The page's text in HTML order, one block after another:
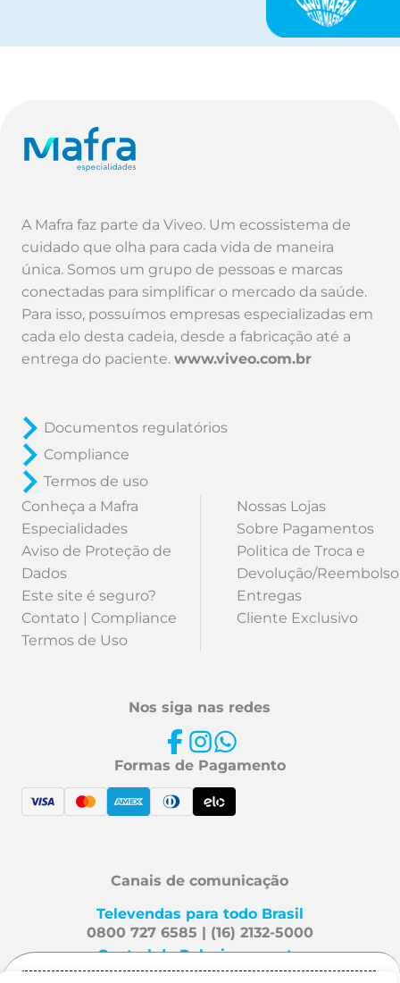
A Mafra faz parte da Viveo. Um ecossistema de
cuidado que olha para cada vida de maneira
única. Somos um grupo de pessoas e marcas
conectadas para simplificar o mercado da saúde.
Para isso, possuímos empresas especializadas em
cada elo desta cadeia, desde a fabricação até a
entrega do paciente.www.viveo.com.br
Documentos regulatórios
Compliance
Termos de uso
Conheça a Mafra
Especialidades
Aviso de Proteção de
Dados
Este site é seguro?
Contato | Compliance
Termos de Uso
Nossas Lojas
Sobre Pagamentos
Politica de Troca e
Devolução/Reembolso
Entregas
Cliente Exclusivo
Nos siga nas redes
Formas de Pagamento
Canais de comunicação
Televendas para todo Brasil
0800 727 6585 | (16) 2132-5000
Central de Relacionamento
Fale Conosco